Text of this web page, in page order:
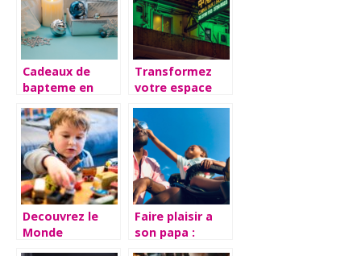
Cadeaux de
bapteme en
avantages et
conseils a
suivre lors du
choix
Transformez
votre espace
enseignes au
neon
personnalisees
Decouvrez le
Monde
Faire plaisir a
son papa :